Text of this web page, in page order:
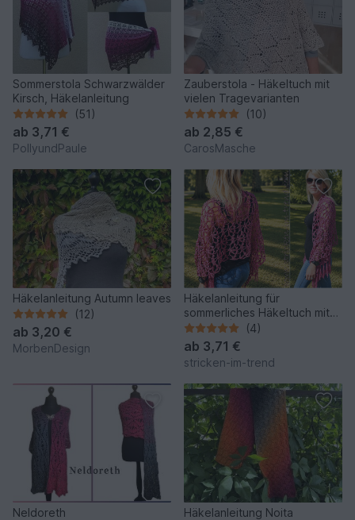
Sommerstola Schwarzwälder
Kirsch, Häkelanleitung
(51)
ab 3,71 €
PollyundPaule
Zauberstola - Häkeltuch mit
vielen Tragevarianten
(10)
ab 2,85 €
CarosMasche
Häkelanleitung Autumn leaves
(12)
ab 3,20 €
MorbenDesign
Häkelanleitung für
sommerliches Häkeltuch mit
Fransen | Stola PINK POISON
(4)
ab 3,71 €
stricken-im-trend
Neldoreth
Häkelanleitung Noita